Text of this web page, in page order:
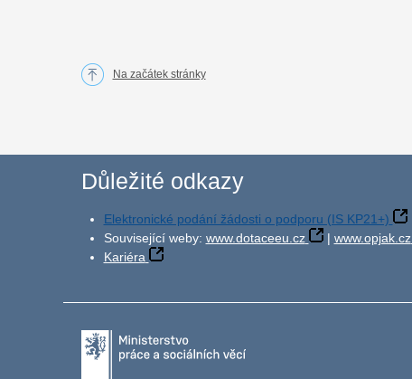
Na začátek stránky
Důležité odkazy
Elektronické podání žádosti o podporu (IS KP21+)
Související weby: www.dotaceeu.cz | www.opjak.cz
Kariéra